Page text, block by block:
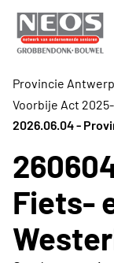
Provincie
Voorbije Act
2026.06.04 -
Fiets-